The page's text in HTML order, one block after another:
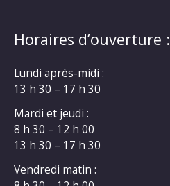
Horaires d’ouverture :
Lundi après-midi :
13 h 30 – 17 h 30
Mardi et jeudi :
8 h 30 – 12 h 00
13 h 30 – 17 h 30
Vendredi matin :